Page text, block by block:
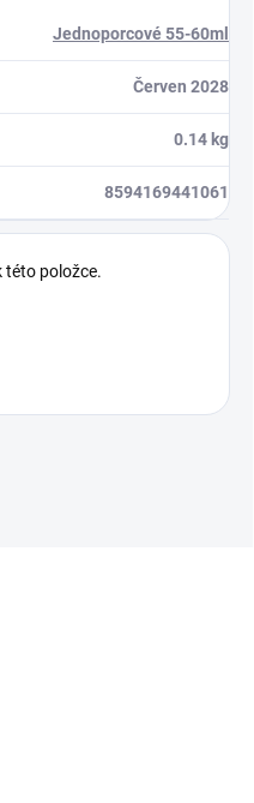
Jednoporcové 55-60ml
Červen 2028
0.14 kg
8594169441061
této položce.